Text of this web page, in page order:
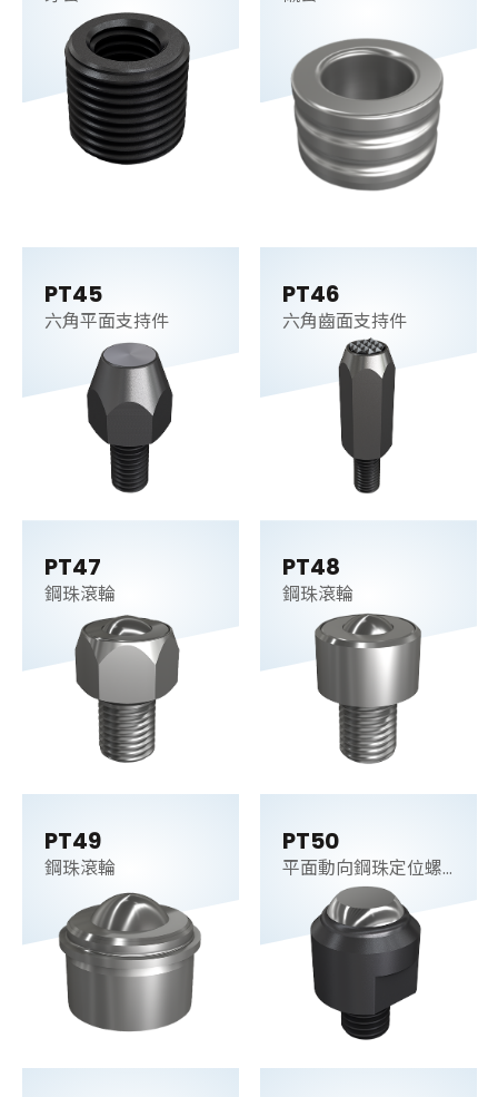
PT45
六角平面支持件
PT46
六角齒面支持件
PT47
鋼珠滾輪
PT48
鋼珠滾輪
PT49
鋼珠滾輪
PT50
平面動向鋼珠定位螺